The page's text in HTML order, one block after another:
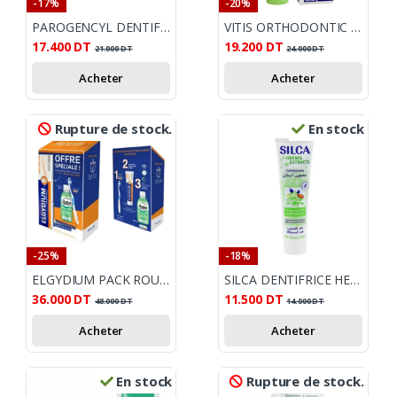
PAROGENCYL DENTIFRICE PREVENTION GENCIVES 125ML
17.400 DT 21.000DT
Acheter
VITIS ORTHODONTIC DENTIFRICE 100ML
19.200 DT 24.000DT
Acheter
Rupture de stock.
-25%
ELGYDIUM PACK ROUTINE PROTECTION CARIES
36.000 DT 48.000DT
Acheter
En stock
-18%
SILCA DENTIFRICE HERBAL EXTRACTS 100ML
11.500 DT 14.000DT
Acheter
En stock Rupture de stock.